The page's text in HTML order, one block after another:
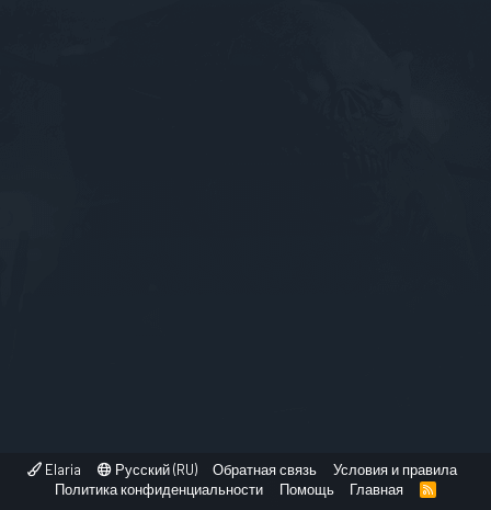
Elaria Русский (RU) Обратная связь
Условия и правила
Политика конфиденциальности
Помощь Главная
R